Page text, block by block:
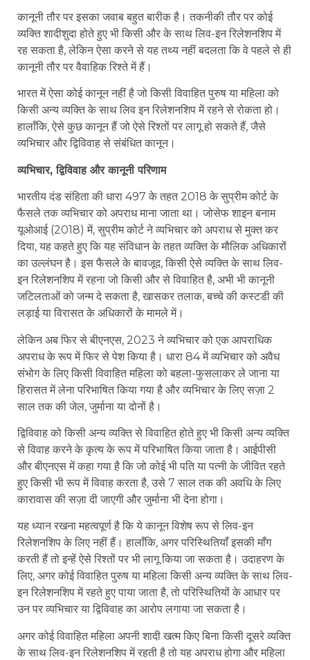
कानूनी तौर पर इसका जवाब बहुत बारीक है। तकनीकी तौर पर कोई
व्यक्ति शादीशुदा होते हुए भी किसी और के साथ लिव-इन रिलेशनशिप में
रह सकता है, लेकिन ऐसा करने से यह तथ्य नहीं बदलता कि वे पहले से ही
कानूनी तौर पर वैवाहिक रिश्ते में हैं।
भारत में ऐसा कोई कानून नहीं है जो किसी विवाहित पुरुष या महिला को
किसी अन्य व्यक्ति के साथ लिव इन रिलेशनशिप में रहने से रोकता हो।
हालाँकि, ऐसे कुछ कानून हैं जो ऐसे रिश्तों पर लागू हो सकते हैं, जैसे
व्यभिचार और द्विविवाह से संबंधित कानून।
व्यभिचार, द्विविवाह और कानूनी परिणाम
भारतीय दंड संहिता की धारा 497 के तहत 2018 के सुप्रीम कोर्ट के
फैसले तक व्यभिचार को अपराध माना जाता था। जोसेफ शाइन बनाम
यूओआई (2018) में, सुप्रीम कोर्ट ने व्यभिचार को अपराध से मुक्त कर
दिया, यह कहते हुए कि यह संविधान के तहत व्यक्ति के मौलिक अधिकारों
का उल्लंघन है। इस फैसले के बावजूद, किसी ऐसे व्यक्ति के साथ लिव-
इन रिलेशनशिप में रहना जो किसी और से विवाहित है, अभी भी कानूनी
जटिलताओं को जन्म दे सकता है, खासकर तलाक, बच्चे की कस्टडी की
लड़ाई या विरासत के अधिकारों के मामले में।
लेकिन अब फिर से बीएनएस, 2023 ने व्यभिचार को एक आपराधिक
अपराध के रूप में फिर से पेश किया है। धारा 84 में व्यभिचार को अवैध
संभोग के लिए किसी विवाहित महिला को बहला-फुसलाकर ले जाना या
हिरासत में लेना परिभाषित किया गया है और व्यभिचार के लिए सज़ा 2
साल तक की जेल, जुर्माना या दोनों है।
द्विविवाह को किसी अन्य व्यक्ति से विवाहित होते हुए भी किसी अन्य व्यक्ति
से विवाह करने के कृत्य के रूप में परिभाषित किया जाता है। आईपीसी
और बीएनएस में कहा गया है कि जो कोई भी पति या पत्नी के जीवित रहते
हुए किसी भी रूप में विवाह करता है, उसे 7 साल तक की अवधि के लिए
कारावास की सज़ा दी जाएगी और जुर्माना भी देना होगा।
यह ध्यान रखना महत्वपूर्ण है कि ये कानून विशेष रूप से लिव-इन
रिलेशनशिप के लिए नहीं हैं। हालाँकि, अगर परिस्थितियाँ इसकी माँग
करती हैं तो इन्हें ऐसे रिश्तों पर भी लागू किया जा सकता है। उदाहरण के
लिए, अगर कोई विवाहित पुरुष या महिला किसी अन्य व्यक्ति के साथ लिव-
इन रिलेशनशिप में रहते हुए पाया जाता है, तो परिस्थितियों के आधार पर
उन पर व्यभिचार या द्विविवाह का आरोप लगाया जा सकता है।
अगर कोई विवाहित महिला अपनी शादी खत्म किए बिना किसी दूसरे व्यक्ति
के साथ लिव-इन रिलेशनशिप में रहती है तो यह अपराध होगा और महिला